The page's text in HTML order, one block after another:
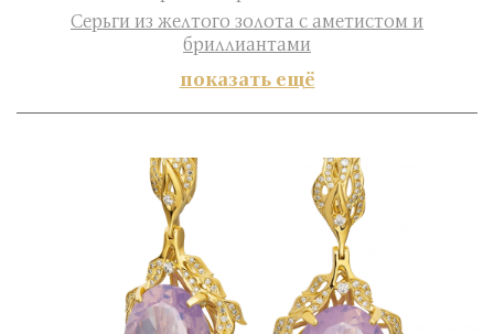
Серьги из желтого золота с аметистом и
бриллиантами
показать ещё